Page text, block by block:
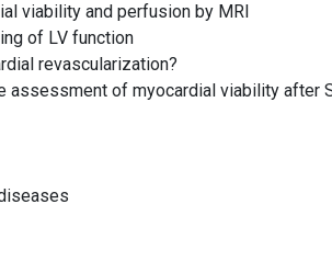
viability and perfusion by MRI
of LV function
revascularization?
assessment of myocardial viability after